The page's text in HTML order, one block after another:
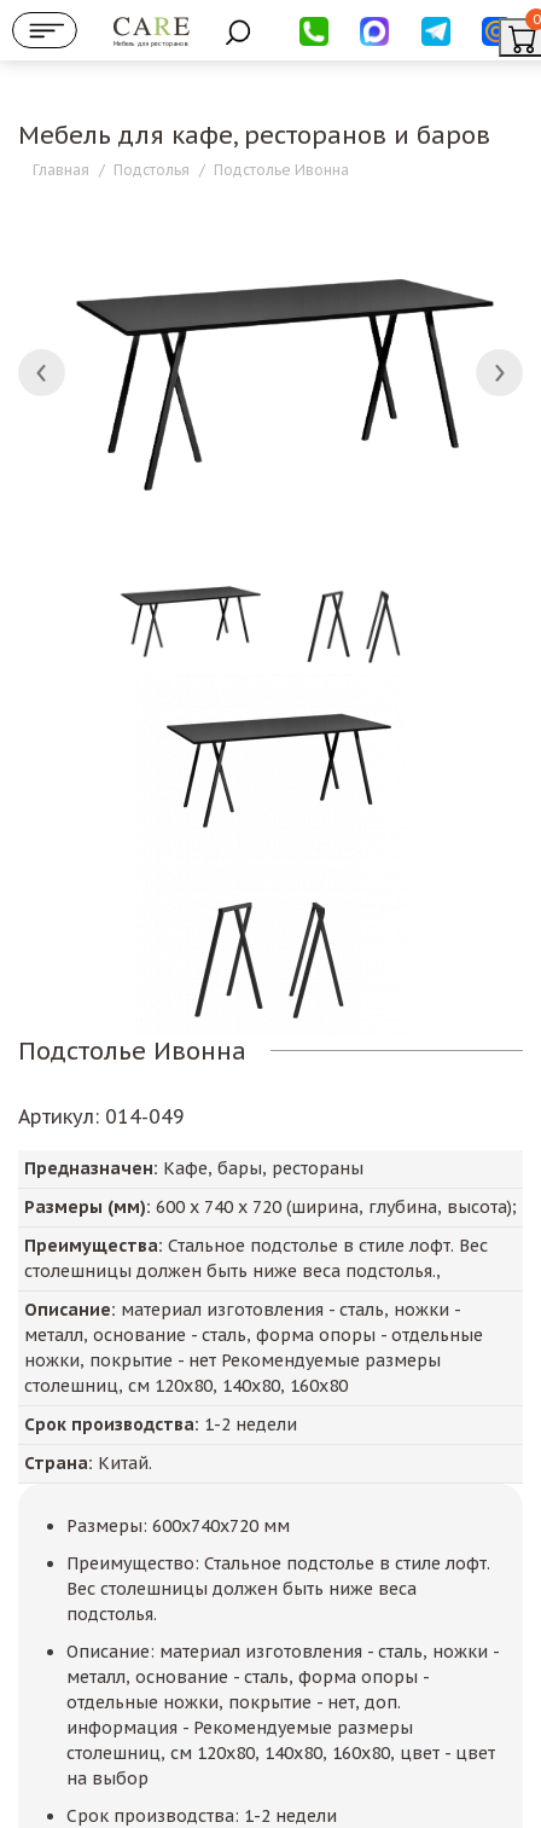
Мебель для ресторанов
0
Мебель для кафе, ресторанов и баров
Главная / Подстолья / Подстолье Ивонна
Подстолье Ивонна
Артикул: 014-049
Предназначен: Кафе, бары, рестораны
Размеры (мм): 600 х 740 х 720 (ширина, глубина, высота);
Преимущества: Стальное подстолье в стиле лофт. Вес
столешницы должен быть ниже веса подстолья.,
Описание: материал изготовления - сталь, ножки -
металл, основание - сталь, форма опоры - отдельные
ножки, покрытие - нет Рекомендуемые размеры
столешниц, см 120x80, 140x80, 160x80
Срок производства: 1-2 недели
Страна: Китай.
Размеры: 600x740x720 мм
Преимущество: Стальное подстолье в стиле лофт.
Вес столешницы должен быть ниже веса
подстолья.
Описание: материал изготовления - сталь, ножки -
металл, основание - сталь, форма опоры -
отдельные ножки, покрытие - нет, доп.
информация - Рекомендуемые размеры
столешниц, см 120x80, 140x80, 160x80, цвет - цвет
на выбор
Срок производства: 1-2 недели